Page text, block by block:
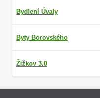
Bydlení Úvaly
Byty Borovského
Žižkov 3.0